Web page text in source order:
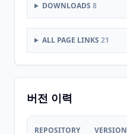
DOWNLOADS 8
ALL PAGE LINKS 21
버전 이력
REPOSITORY VERSION